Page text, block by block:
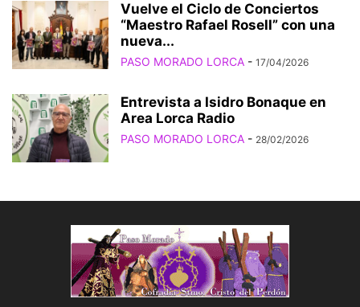
Vuelve el Ciclo de Conciertos
“Maestro Rafael Rosell” con una
nueva...
PASO MORADO LORCA - 17/04/2026
Entrevista a Isidro Bonaque en
Area Lorca Radio
PASO MORADO LORCA - 28/02/2026